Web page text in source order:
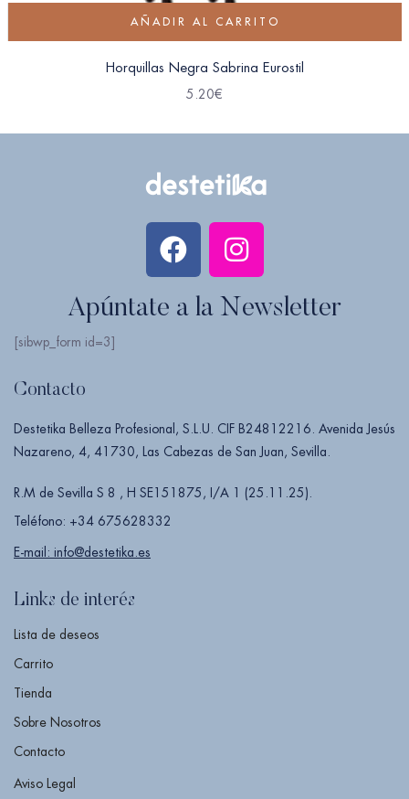
AÑADIR AL CARRITO
Horquillas Negra Sabrina Eurostil
5.20€
Apúntate a la Newsletter
[sibwp_form id=3]
Contacto
Destetika Belleza Profesional, S.L.U. CIF B24812216. Avenida Jesús
Nazareno, 4, 41730, Las Cabezas de San Juan, Sevilla.
R.M de Sevilla S 8 , H SE151875, I/A 1 (25.11.25).
Teléfono: +34 675628332
E-mail: info@destetika.es
Links de interés
Lista de deseos
Carrito
Tienda
Sobre Nosotros
Contacto
Aviso Legal